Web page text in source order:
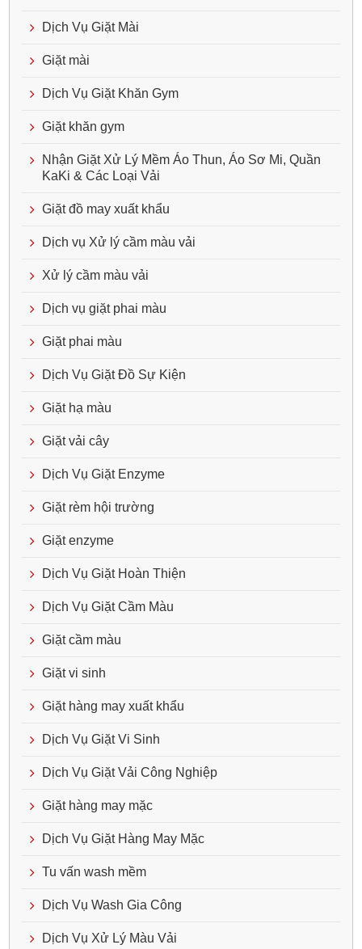
Dịch Vụ Giặt Mài
Giặt mài
Dịch Vụ Giặt Khăn Gym
Giặt khăn gym
Nhận Giặt Xử Lý Mềm Áo Thun, Áo Sơ Mi, Quần
KaKi & Các Loại Vải
Giặt đồ may xuất khẩu
Dịch vụ Xử lý cầm màu vải
Xử lý cầm màu vải
Dịch vụ giặt phai màu
Giặt phai màu
Dịch Vụ Giặt Đồ Sự Kiện
Giặt hạ màu
Giặt vải cây
Dịch Vụ Giặt Enzyme
Giặt rèm hội trường
Giặt enzyme
Dịch Vụ Giặt Hoàn Thiện
Dịch Vụ Giặt Cầm Màu
Giặt cầm màu
Giặt vi sinh
Giặt hàng may xuất khẩu
Dịch Vụ Giặt Vi Sinh
Dịch Vụ Giặt Vải Công Nghiệp
Giặt hàng may mặc
Dịch Vụ Giặt Hàng May Mặc
Tu vấn wash mềm
Dịch Vụ Wash Gia Công
Dịch Vụ Xử Lý Màu Vải